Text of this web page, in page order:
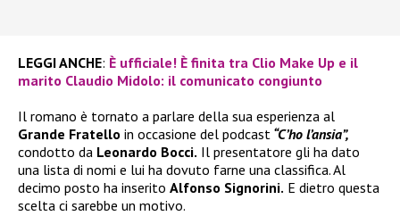
LEGGI ANCHE: È ufficiale! È finita tra Clio Make Up e il
marito Claudio Midolo: il comunicato congiunto
Il romano è tornato a parlare della sua esperienza al
Grande Fratello in occasione del podcast “C’ho l’ansia”,
condotto da Leonardo Bocci. Il presentatore gli ha dato
una lista di nomi e lui ha dovuto farne una classifica. Al
decimo posto ha inserito Alfonso Signorini. E dietro questa
scelta ci sarebbe un motivo.